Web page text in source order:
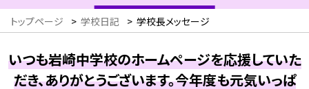
トップページ > 学校日記 > 学校長メッセージ
いつも岩崎中学校のホームページを応援していた
だき、ありがとうございます。今年度も元気いっぱ